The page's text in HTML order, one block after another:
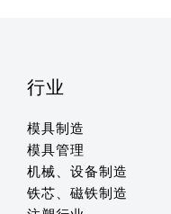
行业
模具制造
模具管理
机械、设备制造
铁芯、磁铁制造